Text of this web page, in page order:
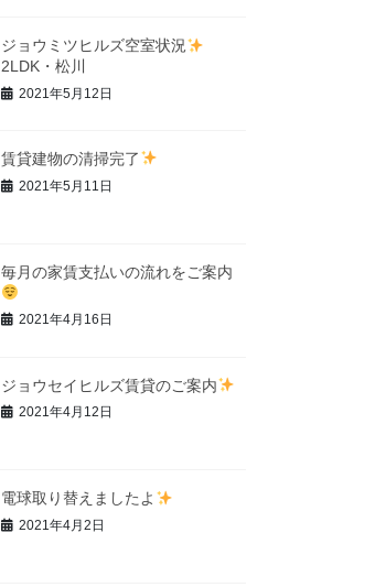
ジョウミツヒルズ空室状況
2LDK・松川
2021年5月12日
賃貸建物の清掃完了
2021年5月11日
毎月の家賃支払いの流れをご案内
2021年4月16日
ジョウセイヒルズ賃貸のご案内
2021年4月12日
電球取り替えましたよ
2021年4月2日